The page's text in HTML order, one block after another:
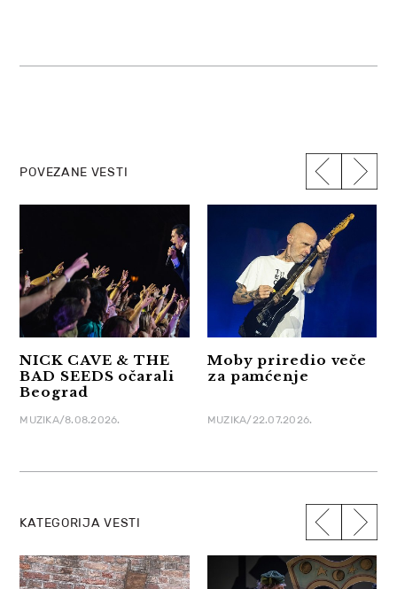
POVEZANE VESTI
NICK CAVE & THE
BAD SEEDS očarali
Beograd
MUZIKA/8.08.2026.
Moby priredio veče
za pamćenje
MUZIKA/22.07.2026.
KATEGORIJA VESTI